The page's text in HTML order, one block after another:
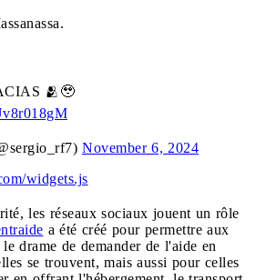
🫂🥹
November 6, 2024
widgets.js
les réseaux sociaux jouent un rôle
a été créé pour permettre aux
drame de demander de l'aide en
se trouvent, mais aussi pour celles